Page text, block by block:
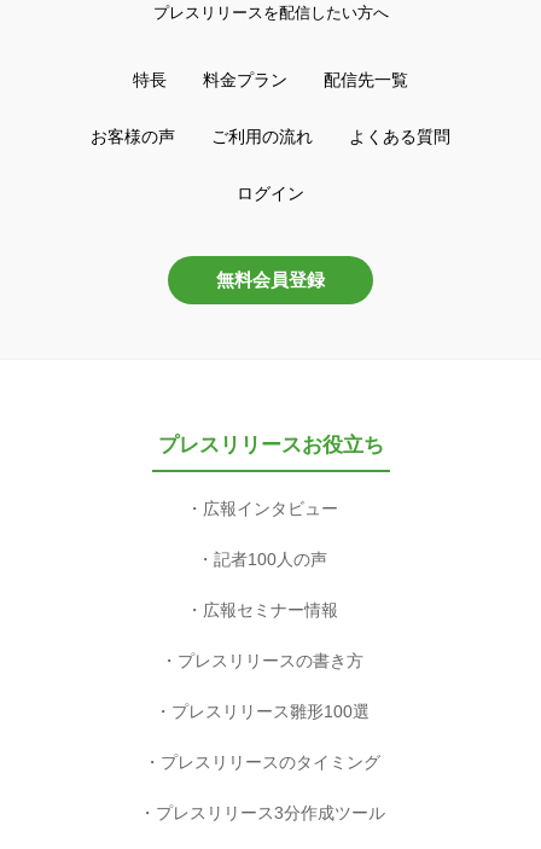
プレスリリースを配信したい方へ
特長 料金プラン 配信先一覧
お客様の声 ご利用の流れ よくある質問
ログイン
無料会員登録
プレスリリースお役立ち
広報インタビュー
記者100人の声
広報セミナー情報
プレスリリースの書き方
プレスリリース雛形100選
プレスリリースのタイミング
プレスリリース3分作成ツール